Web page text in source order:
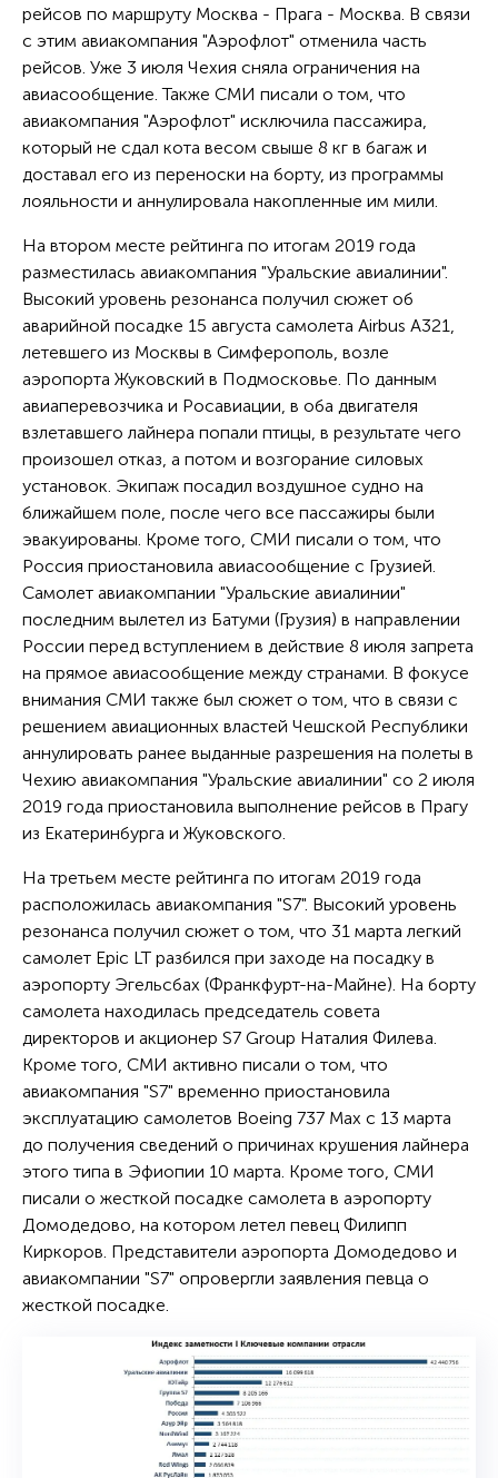
рейсов по маршруту Москва - Прага - Москва. В связи
с этим авиакомпания "Аэрофлот" отменила часть
рейсов. Уже 3 июля Чехия сняла ограничения на
авиасообщение. Также СМИ писали о том, что
авиакомпания "Аэрофлот" исключила пассажира,
который не сдал кота весом свыше 8 кг в багаж и
доставал его из переноски на борту, из программы
лояльности и аннулировала накопленные им мили.
На втором месте рейтинга по итогам 2019 года
разместилась авиакомпания "Уральские авиалинии".
Высокий уровень резонанса получил сюжет об
аварийной посадке 15 августа самолета Airbus A321,
летевшего из Москвы в Симферополь, возле
аэропорта Жуковский в Подмосковье. По данным
авиаперевозчика и Росавиации, в оба двигателя
взлетавшего лайнера попали птицы, в результате чего
произошел отказ, а потом и возгорание силовых
установок. Экипаж посадил воздушное судно на
ближайшем поле, после чего все пассажиры были
эвакуированы. Кроме того, СМИ писали о том, что
Россия приостановила авиасообщение с Грузией.
Самолет авиакомпании "Уральские авиалинии"
последним вылетел из Батуми (Грузия) в направлении
России перед вступлением в действие 8 июля запрета
на прямое авиасообщение между странами. В фокусе
внимания СМИ также был сюжет о том, что в связи с
решением авиационных властей Чешской Республики
аннулировать ранее выданные разрешения на полеты в
Чехию авиакомпания "Уральские авиалинии" со 2 июля
2019 года приостановила выполнение рейсов в Прагу
из Екатеринбурга и Жуковского.
На третьем месте рейтинга по итогам 2019 года
расположилась авиакомпания "S7". Высокий уровень
резонанса получил сюжет о том, что 31 марта легкий
самолет Epic LT разбился при заходе на посадку в
аэропорту Эгельсбах (Франкфурт-на-Майне). На борту
самолета находилась председатель совета
директоров и акционер S7 Group Наталия Филева.
Кроме того, СМИ активно писали о том, что
авиакомпания "S7" временно приостановила
эксплуатацию самолетов Boeing 737 Max с 13 марта
до получения сведений о причинах крушения лайнера
этого типа в Эфиопии 10 марта. Кроме того, СМИ
писали о жесткой посадке самолета в аэропорту
Домодедово, на котором летел певец Филипп
Киркоров. Представители аэропорта Домодедово и
авиакомпании "S7" опровергли заявления певца о
жесткой посадке.